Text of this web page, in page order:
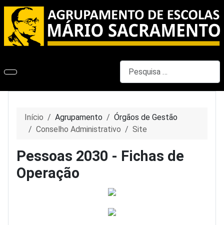
Início Agrupamento
Órgãos de Gestão
Conselho Administrativo
Site
Pessoas 2030 - Fichas de
Operação